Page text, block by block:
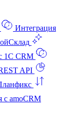
Интеграция
1C CRM
API
с amoCRM